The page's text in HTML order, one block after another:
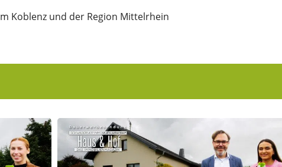
Koblenz und der Region Mittelrhein